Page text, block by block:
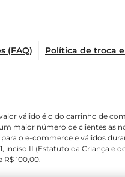
(FAQ) Política de troca
válido é o do carrinho de
maior número de clientes
o e-commerce e válidos
inciso II (Estatuto da Criança e
100,00.